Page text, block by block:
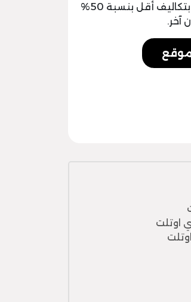
من خلال eoutlet coupon سيكون لديك فرصة لشراء سلع كثيرة بتكاليف أقل بنسبة 50%
آخر.
اوتلت